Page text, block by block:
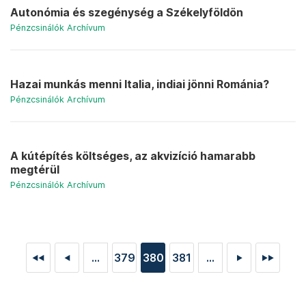
Autonómia és szegénység a Székelyföldön
Pénzcsinálók Archívum
Hazai munkás menni Italia, indiai jönni Románia?
Pénzcsinálók Archívum
A kútépítés költséges, az akvizíció hamarabb
megtérül
Pénzcsinálók Archívum
◄◄ ◄ ... 379 380 381 ... ► ►►